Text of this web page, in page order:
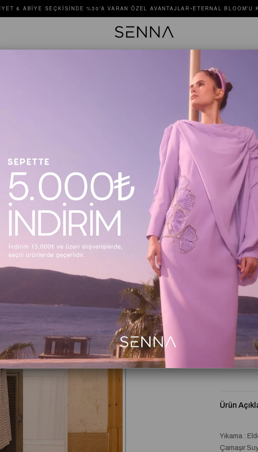
& ABIYE SEÇKISINDE %30’A VARAN ÖZEL AVANTAJLAR ✦ ETERNAL BLOOM’U
JADORE
Stok Kodu
$375.00
Camel
Beden
36
Beden
Kritik Stok
Ürün
Yıkama :
Çamaşır